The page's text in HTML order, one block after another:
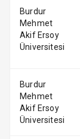
Burdur
Mehmet
Akif Ersoy
Üniversitesi
Burdur
Mehmet
Akif Ersoy
Üniversitesi